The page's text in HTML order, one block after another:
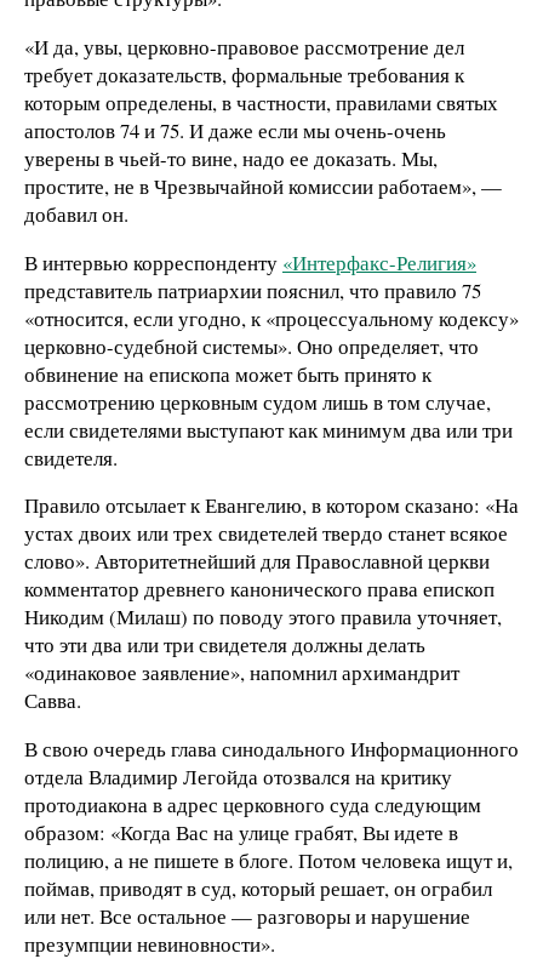
«И да, увы, церковно-правовое рассмотрение дел
требует доказательств, формальные требования к
которым определены, в частности, правилами святых
апостолов 74 и 75. И даже если мы очень-очень
уверены в чьей-то вине, надо ее доказать. Мы,
простите, не в Чрезвычайной комиссии работаем», —
добавил он.
В интервью корреспонденту «Интерфакс-Религия»
представитель патриархии пояснил, что правило 75
«относится, если угодно, к «процессуальному кодексу»
церковно-судебной системы». Оно определяет, что
обвинение на епископа может быть принято к
рассмотрению церковным судом лишь в том случае,
если свидетелями выступают как минимум два или три
свидетеля.
Правило отсылает к Евангелию, в котором сказано: «На
устах двоих или трех свидетелей твердо станет всякое
слово». Авторитетнейший для Православной церкви
комментатор древнего канонического права епископ
Никодим (Милаш) по поводу этого правила уточняет,
что эти два или три свидетеля должны делать
«одинаковое заявление», напомнил архимандрит
Савва.
В свою очередь глава синодального Информационного
отдела Владимир Легойда отозвался на критику
протодиакона в адрес церковного суда следующим
образом: «Когда Вас на улице грабят, Вы идете в
полицию, а не пишете в блоге. Потом человека ищут и,
поймав, приводят в суд, который решает, он ограбил
или нет. Все остальное — разговоры и нарушение
презумпции невиновности».